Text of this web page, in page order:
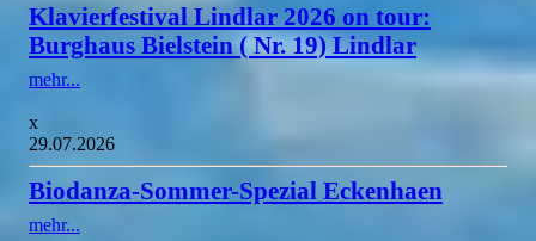
Klavierfestival Lindlar 2026 on tour:
Burghaus Bielstein ( Nr. 19) Lindlar
mehr...
x
29.07.2026
Biodanza-Sommer-Spezial Eckenhaen
mehr...